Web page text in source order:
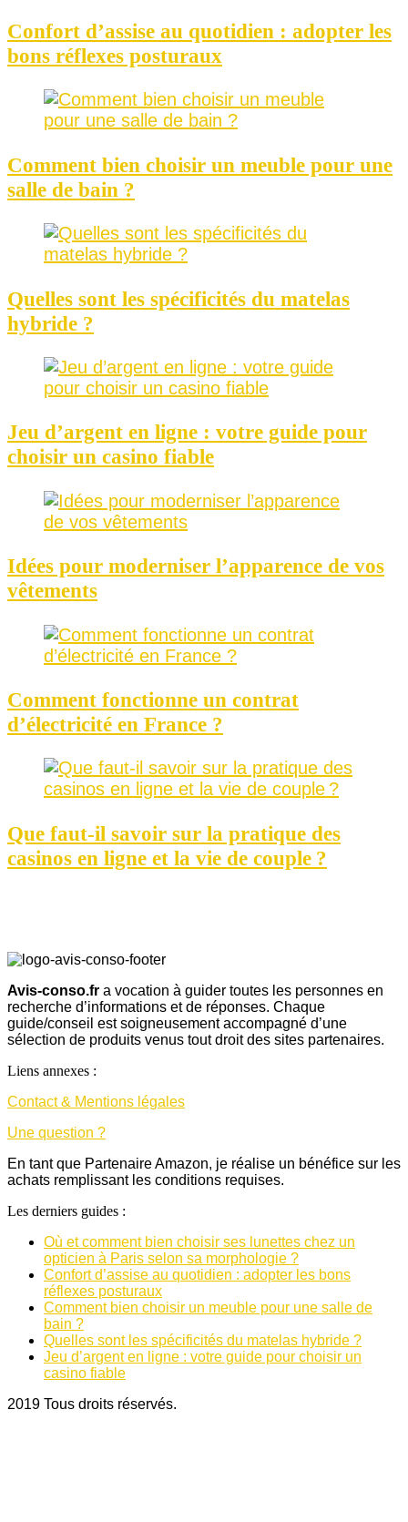
Confort d’assise au quotidien : adopter les
bons réflexes posturaux
Comment bien choisir un meuble pour une
salle de bain ?
Quelles sont les spécificités du matelas
hybride ?
Jeu d’argent en ligne : votre guide pour
choisir un casino fiable
Idées pour moderniser l’apparence de vos
vêtements
Comment fonctionne un contrat
d’électricité en France ?
Que faut-il savoir sur la pratique des
casinos en ligne et la vie de couple ?
Avis-conso.fr a vocation à guider toutes les personnes en
recherche d’informations et de réponses. Chaque
guide/conseil est soigneusement accompagné d’une
sélection de produits venus tout droit des sites partenaires.
Liens annexes :
Contact & Mentions légales
Une question ?
En tant que Partenaire Amazon, je réalise un bénéfice sur les
achats remplissant les conditions requises.
Les derniers guides :
Où et comment bien choisir ses lunettes chez un
opticien à Paris selon sa morphologie ?
Confort d’assise au quotidien : adopter les bons
réflexes posturaux
Comment bien choisir un meuble pour une salle de
bain ?
Quelles sont les spécificités du matelas hybride ?
Jeu d’argent en ligne : votre guide pour choisir un
casino fiable
2019 Tous droits réservés.